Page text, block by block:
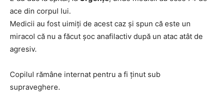
ace din corpul lui.
Medicii au fost uimiți de acest caz și spun că este un
miracol că nu a făcut șoc anafilactiv după un atac atât de
agresiv.
Copilul rămâne internat pentru a fi ținut sub
supraveghere.